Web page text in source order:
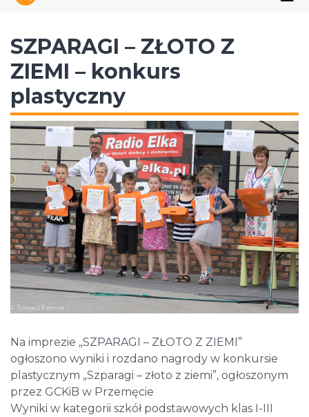
SZPARAGI – ZŁOTO Z
ZIEMI – konkurs
plastyczny
Na imprezie „SZPARAGI – ZŁOTO Z ZIEMI”
ogłoszono wyniki i rozdano nagrody w konkursie
plastycznym „Szparagi – złoto z ziemi”, ogłoszonym
przez GCKiB w Przemęcie
Wyniki w kategorii szkół podstawowych klas I-III